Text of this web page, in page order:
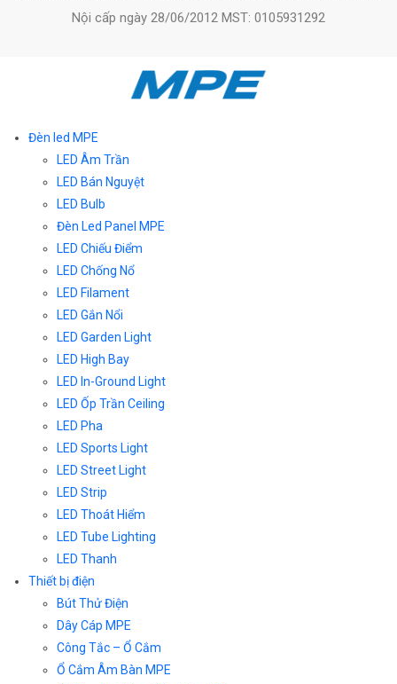
Nội cấp ngày 28/06/2012 MST: 0105931292
Đèn led MPE
LED Âm Trần
LED Bán Nguyệt
LED Bulb
Đèn Led Panel MPE
LED Chiếu Điểm
LED Chống Nổ
LED Filament
LED Gắn Nổi
LED Garden Light
LED High Bay
LED In-Ground Light
LED Ốp Trần Ceiling
LED Pha
LED Sports Light
LED Street Light
LED Strip
LED Thoát Hiểm
LED Tube Lighting
LED Thanh
Thiết bị điện
Bút Thử Điện
Dây Cáp MPE
Công Tắc – Ổ Cắm
Ổ Cắm Âm Bàn MPE